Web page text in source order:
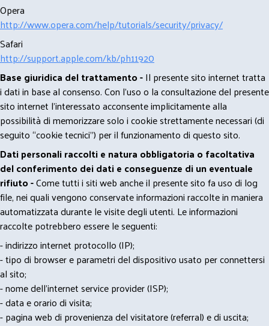
Opera
http://www.opera.com/help/tutorials/security/privacy/
Safari
http://support.apple.com/kb/ph11920
Base giuridica del trattamento -Il presente sito internet tratta
i dati in base al consenso. Con l'uso o la consultazione del presente
sito internet l’interessato acconsente implicitamente alla
possibilità di memorizzare solo i cookie strettamente necessari (di
seguito “cookie tecnici”) per il funzionamento di questo sito.
Dati personali raccolti e natura obbligatoria o facoltativa
del conferimento dei dati e conseguenze di un eventuale
rifiuto -Come tutti i siti web anche il presente sito fa uso di log
file, nei quali vengono conservate informazioni raccolte in maniera
automatizzata durante le visite degli utenti. Le informazioni
raccolte potrebbero essere le seguenti:
- indirizzo internet protocollo (IP);
- tipo di browser e parametri del dispositivo usato per connettersi
al sito;
- nome dell'internet service provider (ISP);
- data e orario di visita;
- pagina web di provenienza del visitatore (referral) e di uscita;